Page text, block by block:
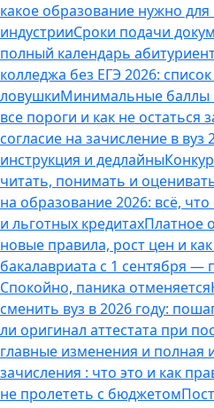
какое образование нужно
индустрииСроки подачи
полный календарь
колледжа без ЕГЭ 2026:
ловушкиМинимальные баллы
все пороги и как не остаться
согласие на зачисление в вуз
инструкция и дедлайны
читать, понимать и
на образование 2026: всё,
и льготных кредитахПлатное
новые правила, рост цен и
бакалавриата с 1 сентября —
Спокойно, паника отменяется
сменить вуз в 2026 году:
ли оригинал аттестата при
главные изменения и полная
зачисления : что это и как
не пролететь с бюджетом